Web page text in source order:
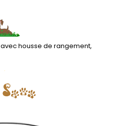
avec housse de rangement,
.